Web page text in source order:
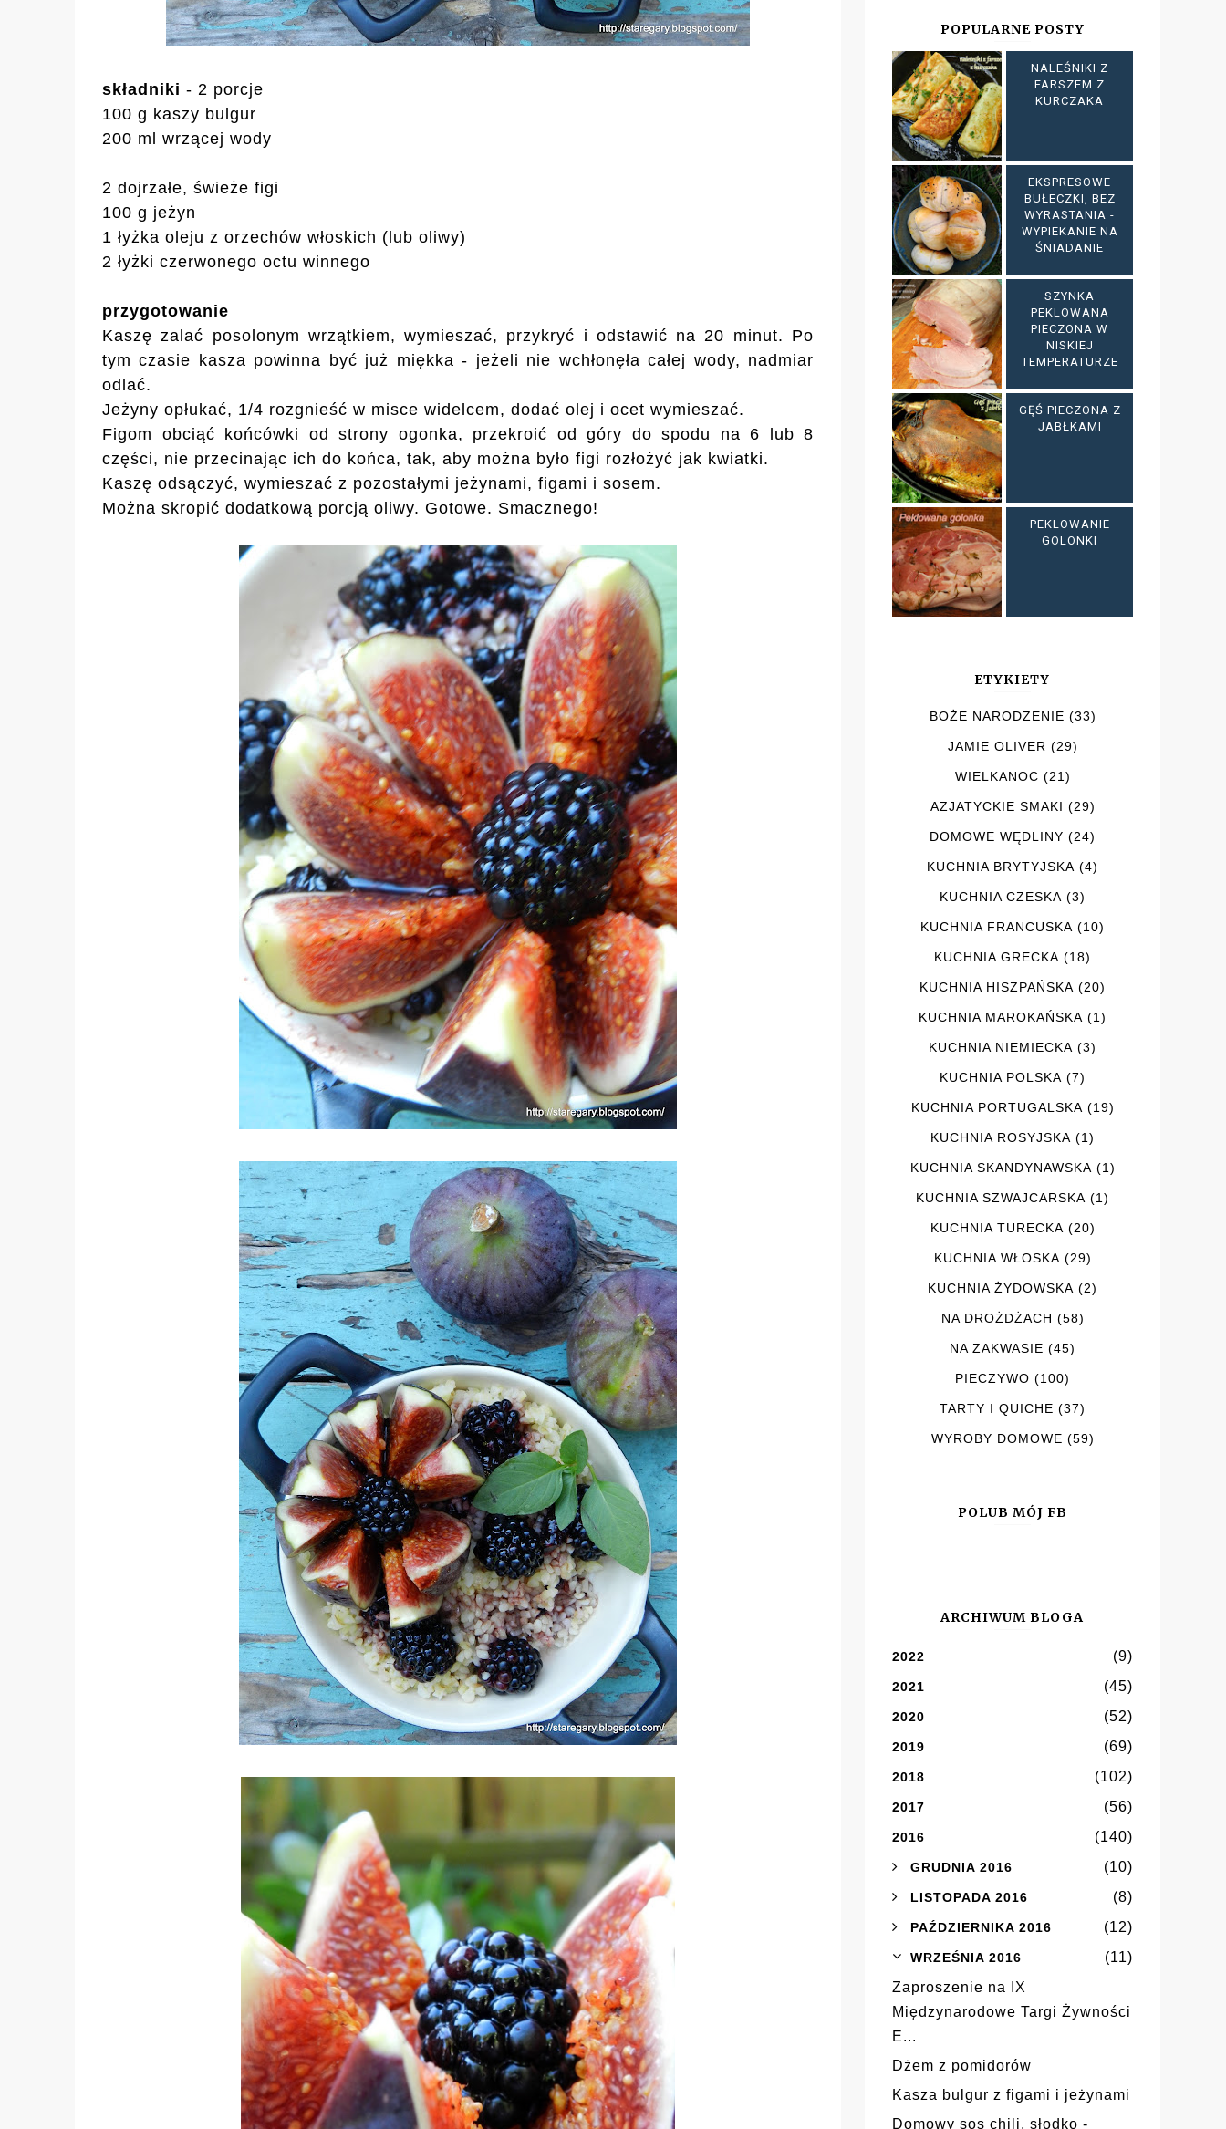
składniki - 2 porcje
100 g kaszy bulgur
200 ml wrzącej wody
2 dojrzałe, świeże figi
100 g jeżyn
1 łyżka oleju z orzechów włoskich (lub oliwy)
2 łyżki czerwonego octu winnego
przygotowanie
Kaszę zalać posolonym wrzątkiem, wymieszać, przykryć i odstawić na 20 minut. Po
tym czasie kasza powinna być już miękka - jeżeli nie wchłonęła całej wody, nadmiar
odlać.
Jeżyny opłukać, 1/4 rozgnieść w misce widelcem, dodać olej i ocet wymieszać.
Figom obciąć końcówki od strony ogonka, przekroić od góry do spodu na 6 lub 8
części, nie przecinając ich do końca, tak, aby można było figi rozłożyć jak kwiatki.
Kaszę odsączyć, wymieszać z pozostałymi jeżynami, figami i sosem.
Można skropić dodatkową porcją oliwy. Gotowe. Smacznego!
POPULARNE POSTY
NALEŚNIKI Z
FARSZEM Z
KURCZAKA
EKSPRESOWE
BUŁECZKI, BEZ
WYRASTANIA -
WYPIEKANIE NA
ŚNIADANIE
SZYNKA
PEKLOWANA
PIECZONA W
NISKIEJ
TEMPERATURZE
GĘŚ PIECZONA Z
JABŁKAMI
PEKLOWANIE
GOLONKI
ETYKIETY
BOŻE NARODZENIE (33)
JAMIE OLIVER (29)
WIELKANOC (21)
AZJATYCKIE SMAKI (29)
DOMOWE WĘDLINY (24)
KUCHNIA BRYTYJSKA (4)
KUCHNIA CZESKA (3)
KUCHNIA FRANCUSKA (10)
KUCHNIA GRECKA (18)
KUCHNIA HISZPAŃSKA (20)
KUCHNIA MAROKAŃSKA (1)
KUCHNIA NIEMIECKA (3)
KUCHNIA POLSKA (7)
KUCHNIA PORTUGALSKA (19)
KUCHNIA ROSYJSKA (1)
KUCHNIA SKANDYNAWSKA (1)
KUCHNIA SZWAJCARSKA (1)
KUCHNIA TURECKA (20)
KUCHNIA WŁOSKA (29)
KUCHNIA ŻYDOWSKA (2)
NA DROŻDŻACH (58)
NA ZAKWASIE (45)
PIECZYWO (100)
TARTY I QUICHE (37)
WYROBY DOMOWE (59)
POLUB MÓJ FB
ARCHIWUM BLOGA
2022 (9)
2021 (45)
2020 (52)
2019 (69)
2018 (102)
2017 (56)
2016 (140)
GRUDNIA 2016 (10)
LISTOPADA 2016 (8)
PAŹDZIERNIKA 2016 (12)
WRZEŚNIA 2016
(11)
Zaproszenie na IX
Międzynarodowe Targi Żywności
E...
Dżem z pomidorów
Kasza bulgur z figami i jeżynami
Domowy sos chili, słodko -